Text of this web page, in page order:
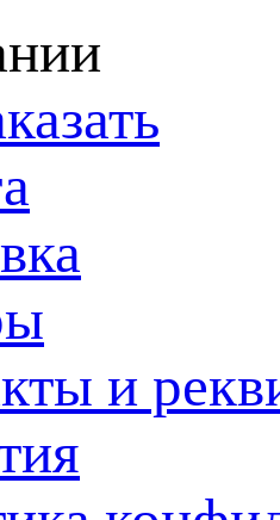
и